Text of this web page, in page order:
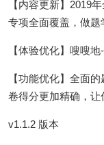
【内容更新】2019
专项全面覆盖，做题
【体验优化】嗖嗖
【功能优化】全面
卷得分更加精确，让
v1.1.2 版本